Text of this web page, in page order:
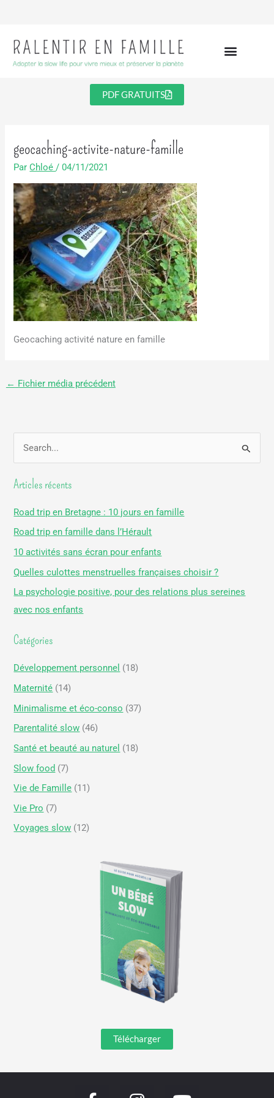
PDF GRATUITS
geocaching-activite-nature-famille
ParChloé/04/11/2021
Geocaching activité nature en famille
← Fichier média précédent
c
r
c
h
e
r
:
Articles récents
Road trip en Bretagne : 10 jours en famille
Road trip en famille dans l’Hérault
10 activités sans écran pour enfants
Quelles culottes menstruelles françaises choisir ?
La psychologie positive, pour des relations plus sereines
avec nos enfants
Catégories
Développement personnel (18)
Maternité (14)
Minimalisme et éco-conso (37)
Parentalité slow (46)
Santé et beauté au naturel (18)
Slow food (7)
Vie de Famille (11)
Vie Pro (7)
Voyages slow (12)
Télécharger
F I Y